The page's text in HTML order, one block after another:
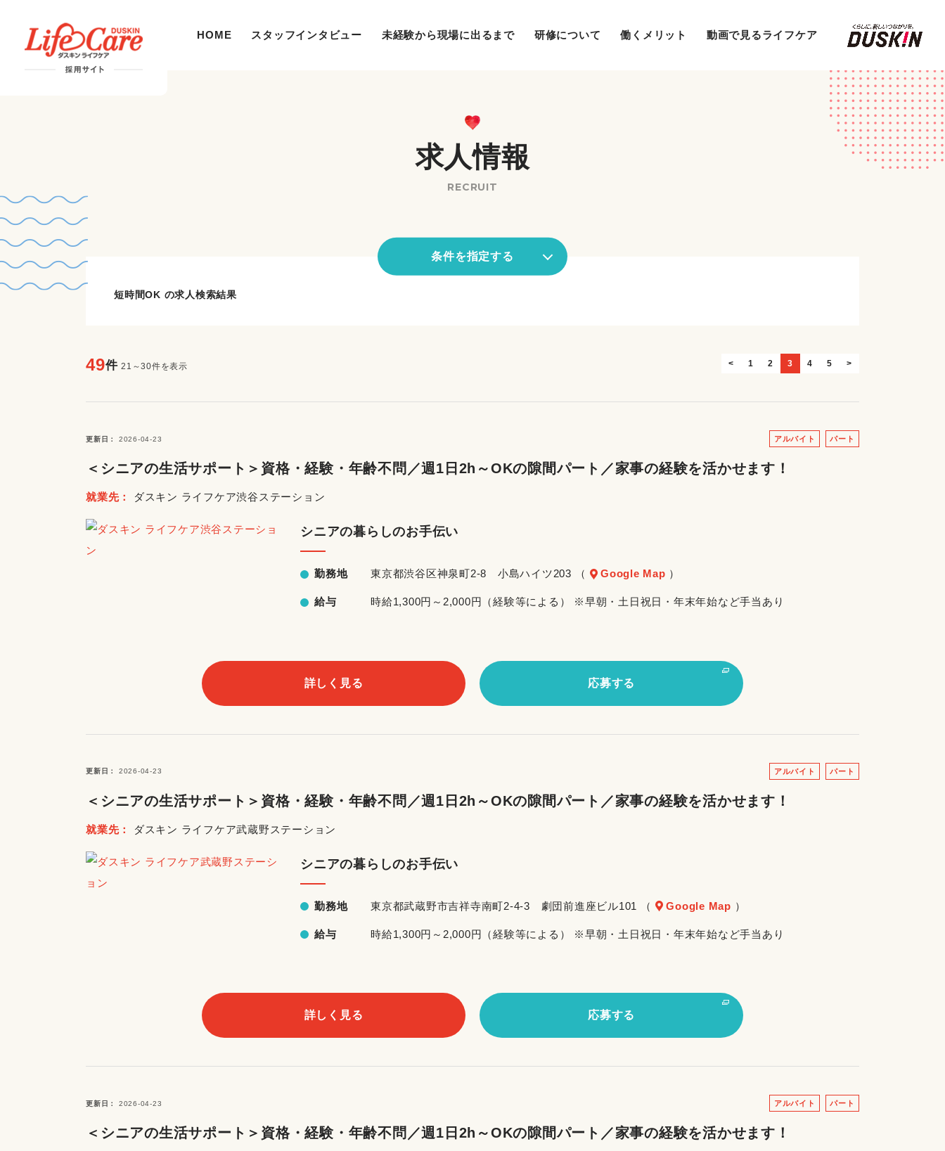
HOME スタッフインタビュー 未経験から現場に出るまで 研修について 働くメリット 動画で見るライフケア
求人情報
RECRUIT
条件を指定する
短時間OK の求人検索結果
49件 21～30件を表示 < 1 2 3 4 5 >
更新日 2026-04-23 アルバイト パート
＜シニアの生活サポート＞資格・経験・年齢不問／週1日2h～OKの隙間パート／家事の経験を活かせます！
就業先 ダスキン ライフケア渋谷ステーション
シニアの暮らしのお手伝い
勤務地 東京都渋谷区神泉町2-8 小島ハイツ203 （ Google Map ）
給与 時給1,300円～2,000円（経験等による） ※早朝・土日祝日・年末年始など手当あり
詳しく見る 応募する
更新日 2026-04-23 アルバイト パート
＜シニアの生活サポート＞資格・経験・年齢不問／週1日2h～OKの隙間パート／家事の経験を活かせます！
就業先 ダスキン ライフケア武蔵野ステーション
シニアの暮らしのお手伝い
勤務地 東京都武蔵野市吉祥寺南町2-4-3 劇団前進座ビル101 （ Google Map ）
給与 時給1,300円～2,000円（経験等による） ※早朝・土日祝日・年末年始など手当あり
詳しく見る 応募する
更新日 2026-04-23 アルバイト パート
＜シニアの生活サポート＞資格・経験・年齢不問／週1日2h～OKの隙間パート／家事の経験を活かせます！